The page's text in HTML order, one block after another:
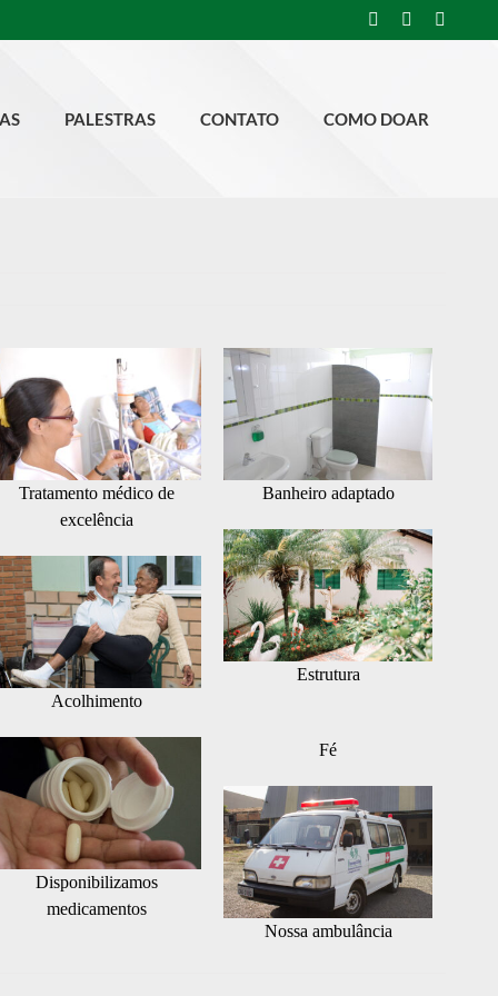
FacebookInstagram
PALESTRAS CONTATO COMO DOAR
Tratamento médico de
excelência
Banheiro adaptado
Estrutura
Acolhimento
Fé
Disponibilizamos
medicamentos
Nossa ambulância